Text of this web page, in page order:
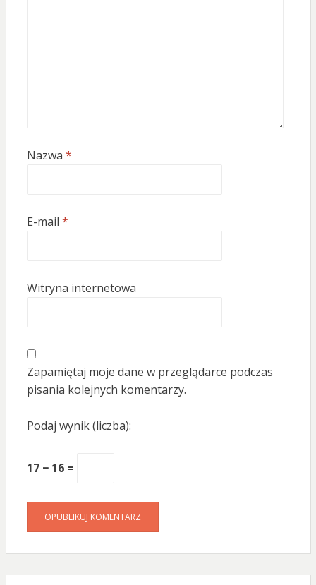
Nazwa *
E-mail *
Witryna internetowa
Zapamiętaj moje dane w przeglądarce podczas
pisania kolejnych komentarzy.
Podaj wynik (liczba):
17 − 16 =